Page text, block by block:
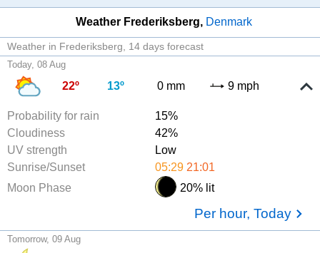
Weather Frederiksberg Denmark
Weather in Frederiksberg 14 days forecast
Today, 08 Aug
22º 13º 0 mm 9 mph
Probability for rain
15%
Cloudiness
42%
UV strength
Low
Sunrise/Sunset
05:29 21:01
Moon Phase
20% lit
Per hour, Today
Tomorrow, 09 Aug